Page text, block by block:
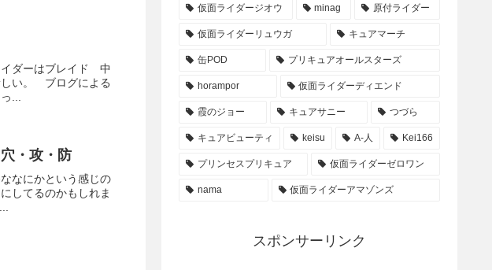
ダーはブレイド 中
しい。 ブログによる
...
・攻・防
なにかという感じの
してるのかもしれま
仮面ライダージオウ minag 原付ライダー
仮面ライダーリュウガ キュアマーチ
缶POD プリキュアオールスターズ
horampor 仮面ライダーディエンド
霞のジョー キュアサニー つづら
キュアビューティ keisu A-人 Kei166
プリンセスプリキュア 仮面ライダーゼロワン
nama 仮面ライダーアマゾンズ
スポンサーリンク